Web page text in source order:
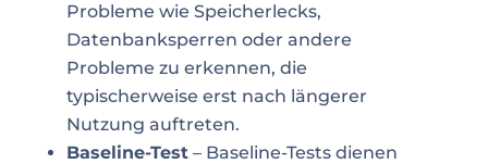
Probleme wie Speicherlecks,
Datenbanksperren oder andere
Probleme zu erkennen, die
typischerweise erst nach längerer
Nutzung auftreten.
Baseline-Test– Baseline-Tests dienen